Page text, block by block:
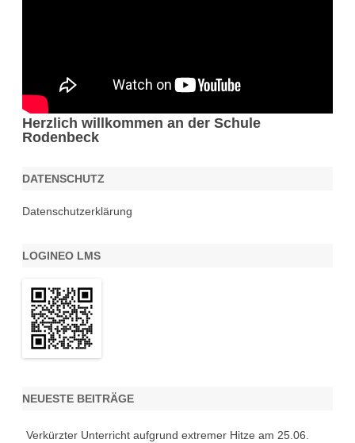
Herzlich willkommen an der Schule
Rodenbeck
DATENSCHUTZ
Datenschutzerklärung
LOGINEO LMS
NEUESTE BEITRÄGE
Verkürzter Unterricht aufgrund extremer Hitze am 25.06.